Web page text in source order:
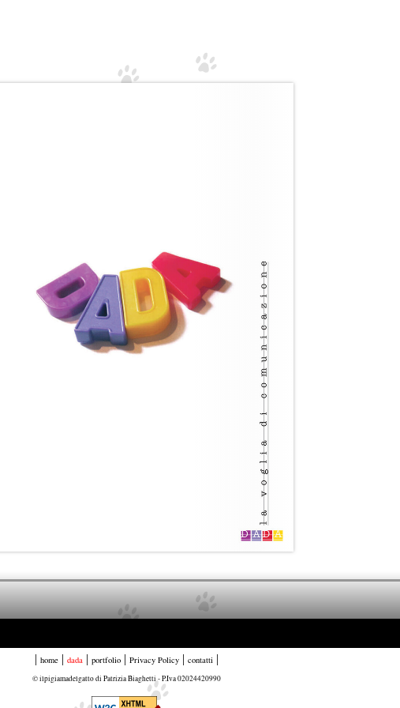
| home| dada | portfolio| Privacy Policy| contatti |
© ilpigiamadelgatto di Patrizia Biaghetti - P.Iva 02024420990